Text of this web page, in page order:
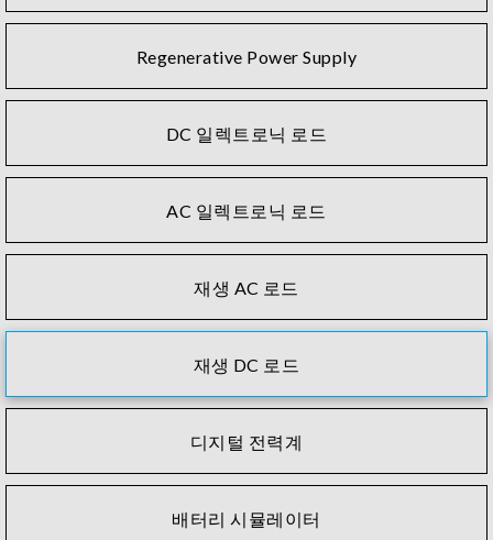
Regenerative Power Supply
DC 일렉트로닉 로드
AC 일렉트로닉 로드
재생 AC 로드
재생 DC 로드
디지털 전력계
배터리 시뮬레이터